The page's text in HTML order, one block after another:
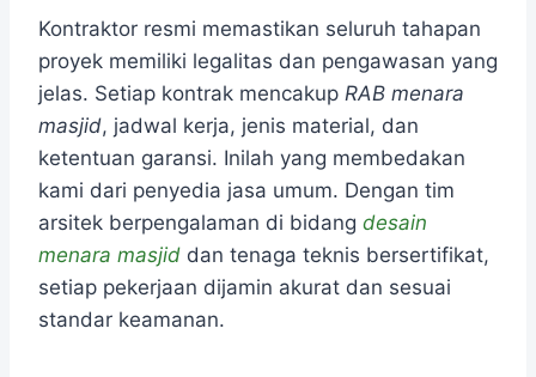
Kontraktor resmi memastikan seluruh tahapan
proyek memiliki legalitas dan pengawasan yang
jelas. Setiap kontrak mencakup RAB menara
masjid, jadwal kerja, jenis material, dan
ketentuan garansi. Inilah yang membedakan
kami dari penyedia jasa umum. Dengan tim
arsitek berpengalaman di bidang desain
menara masjid dan tenaga teknis bersertifikat,
setiap pekerjaan dijamin akurat dan sesuai
standar keamanan.